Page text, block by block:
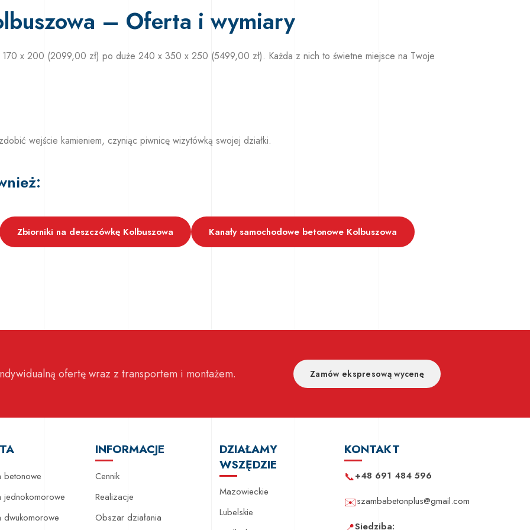
– Oferta i wymiary
x 200 (2099,00 zł) po duże 240 x 350 x 250 (5499,00 zł). Każda z nich to świetne miejsce na Twoje
wejście kamieniem, czyniąc piwnicę wizytówką swojej działki.
Zbiorniki na deszczówkę Kolbuszowa Kanały samochodowe betonowe Kolbuszowa
ofertę wraz z transportem i montażem. Zamów ekspresową wycenę
betonowe
jednokomorowe
dwukomorowe
INFORMACJE
Cennik
Realizacje
Obszar działania
DZIAŁAMY
WSZĘDZIE
Mazowieckie
Lubelskie
KONTAKT
📞+48 691 484 596
✉️szambabetonplus@gmail.com
Siedziba: